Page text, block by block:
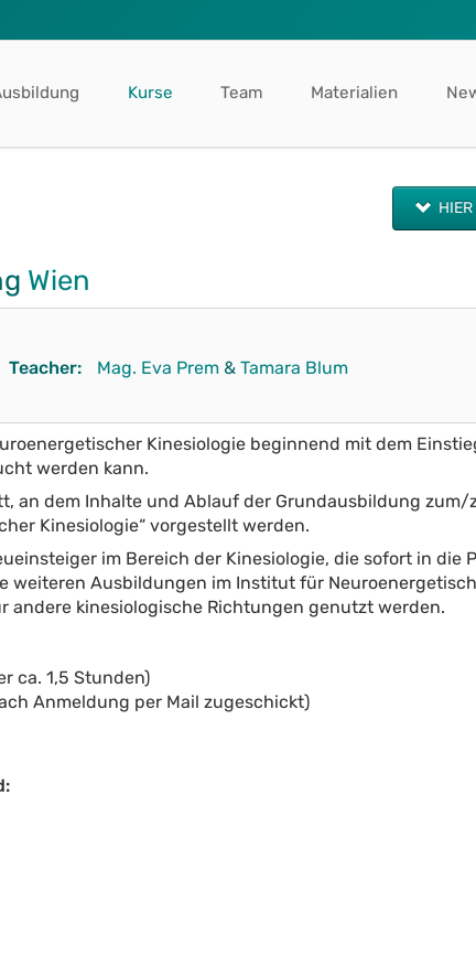
Kurse Team Materialien
Wien
Teacher: Mag. Eva Prem& Tamara Blum
Kinesiologie beginnend mit dem
werden kann.
an dem Inhalte und Ablauf der Grundausbildung zum/
Kinesiologie“ vorgestellt werden.
im Bereich der Kinesiologie, die sofort in die
weiteren Ausbildungen im Institut für
andere kinesiologische Richtungen genutzt werden.
ca. 1,5 Stunden)
Anmeldung per Mail zugeschickt)